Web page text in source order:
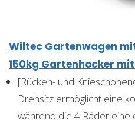
Wiltec Gartenwagen
150kg Gartenhocker
[Rücken- und
Drehsitz ermöglicht eine
während die 4 Räder eine